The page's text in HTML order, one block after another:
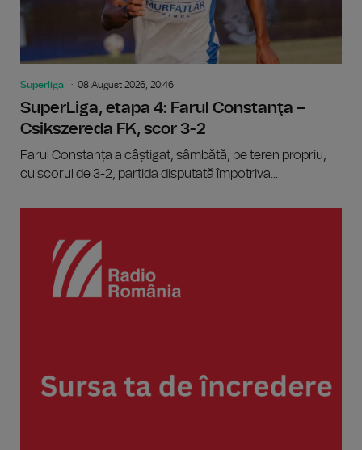
Superliga 08 August 2026, 20:46
SuperLiga, etapa 4: Farul Constanţa –
Csikszereda FK, scor 3-2
Farul Constanța a câștigat, sâmbătă, pe teren propriu,
cu scorul de 3-2, partida disputată împotriva...